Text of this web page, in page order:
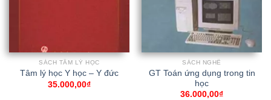
SÁCH TÂM LÝ HỌC
Tâm lý học Y học – Y đức
35.000,00₫
SÁCH NGHỀ
GT Toán ứng dụng trong tin
học
36.000,00₫